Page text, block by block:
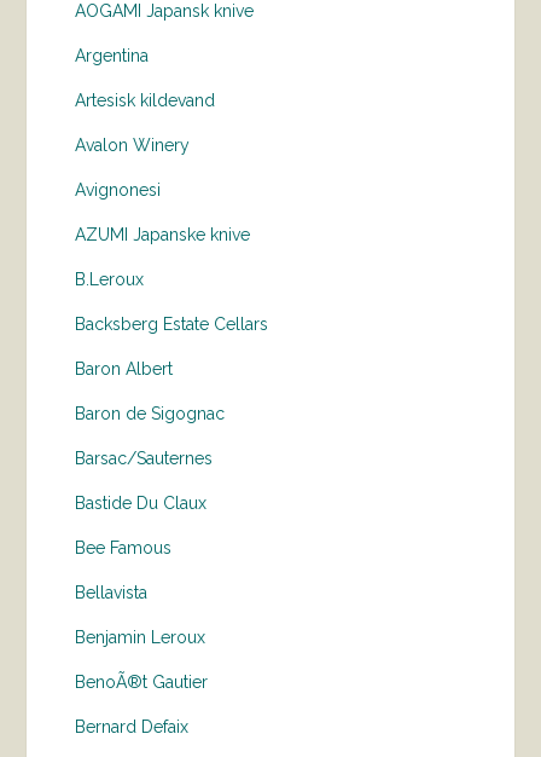
AOGAMI Japansk knive
Argentina
Artesisk kildevand
Avalon Winery
Avignonesi
AZUMI Japanske knive
B.Leroux
Backsberg Estate Cellars
Baron Albert
Baron de Sigognac
Barsac/Sauternes
Bastide Du Claux
Bee Famous
Bellavista
Benjamin Leroux
BenoÃ®t Gautier
Bernard Defaix